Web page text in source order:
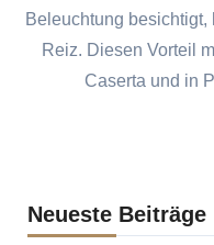
Beleuchtung
Reiz. Diesen Vorteil
Caserta und in
Neueste Beiträge